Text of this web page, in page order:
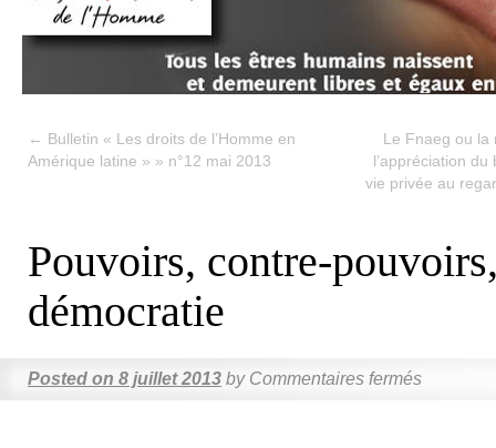
← Bulletin « Les droits de l’Homme en
Amérique latine » » n°12 mai 2013
Le Fnaeg ou la
l’appréciation du
vie privée au
Pouvoirs, contre-
démocratie
Posted on 8 juillet 2013 by Commentaires fermés